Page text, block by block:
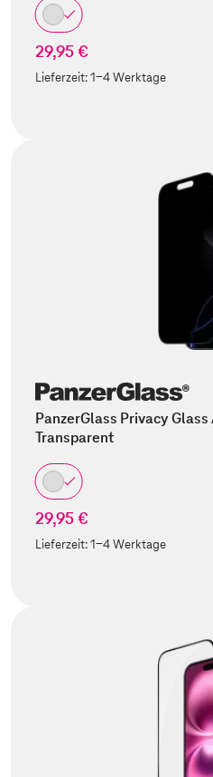
29,95 €
Lieferzeit:1-4 Werktage
PanzerGlass Privacy
Transparent
29,95 €
Lieferzeit:1-4 Werktage